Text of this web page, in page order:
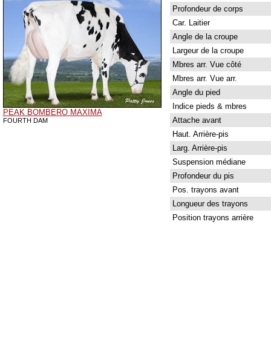
PEAK BOMBERO MAXIMA
FOURTH DAM
Profondeur de corps
Car. Laitier
Angle de la croupe
Largeur de la croupe
Mbres arr. Vue côté
Mbres arr. Vue arr.
Angle du pied
Indice pieds & mbres
Attache avant
Haut. Arrière-pis
Larg. Arrière-pis
Suspension médiane
Profondeur du pis
Pos. trayons avant
Longueur des trayons
Position trayons arrière